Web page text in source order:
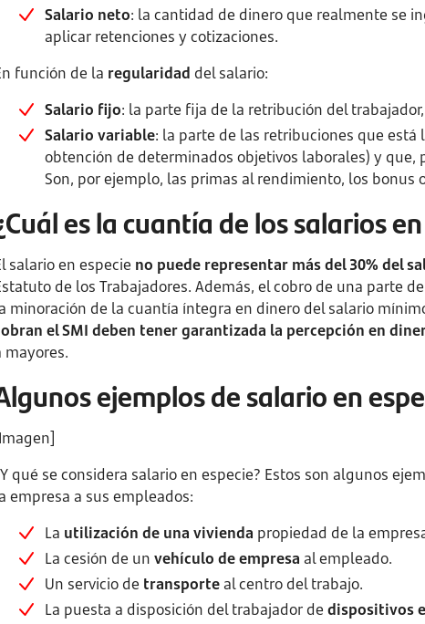
Salario neto: la cantidad de dinero que realmente se
aplicar retenciones y cotizaciones.
función de la regularidad del salario:
Salario fijo: la parte fija de la retribución del
Salario variable: la parte de las retribuciones que
obtención de determinados objetivos laborales) y
Son, por ejemplo, las primas al rendimiento, los bonus
es la cuantía de los salarios
salario en especie no puede representar más del 30% del
de los Trabajadores. Además, el cobro de una parte
minoración de la cuantía íntegra en dinero del salario
el SMI deben tener garantizada la percepción en
mayores.
ejemplos de salario en
qué se considera salario en especie? Estos son algunos
empresa a sus empleados:
La utilización de una vivienda propiedad de la
La cesión de un vehículo de empresa al empleado.
Un servicio de transporteal centro del trabajo.
La puesta a disposición del trabajador de dispositivos